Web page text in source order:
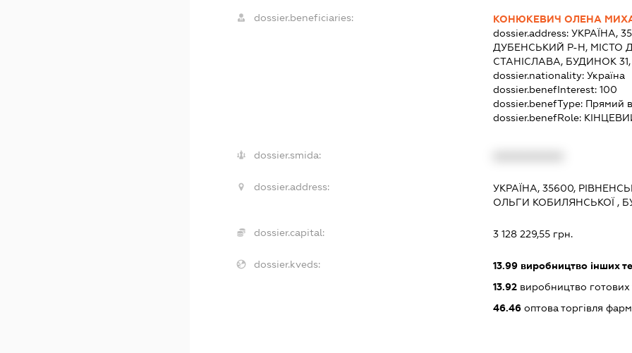
dossier.beneficiaries:
КОНЮКЕВИЧ ОЛЕНА
dossier.address: УКРАЇНА,
ДУБЕНСЬКИЙ Р-Н, МІСТО
СТАНІСЛАВА, БУДИНОК
dossier.nationality: Україна
dossier.benefInterest: 100
dossier.benefType: Прямий
dossier.benefRole:
dossier.smida:
dossier.address:
УКРАЇНА, 35600,
ОЛЬГИ КОБИЛЯНСЬКОЇ ,
dossier.capital: 3 128 229,55 грн.
dossier.kveds: 13.99виробництво інших
13.92виробництво готових
46.46оптова торгівля